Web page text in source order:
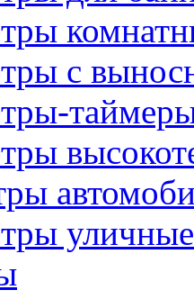
с
уличные